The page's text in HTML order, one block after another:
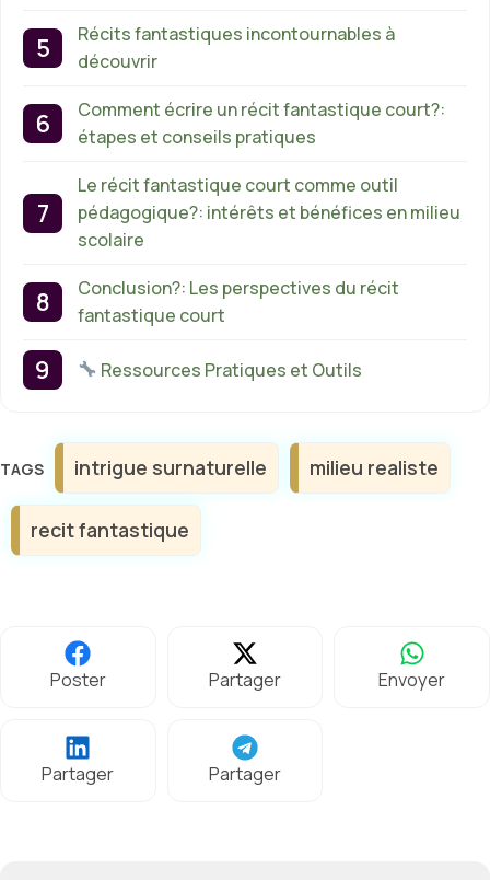
Récits fantastiques incontournables à
découvrir
Comment écrire un récit fantastique court?:
étapes et conseils pratiques
Le récit fantastique court comme outil
pédagogique?: intérêts et bénéfices en milieu
scolaire
Conclusion?: Les perspectives du récit
fantastique court
Ressources Pratiques et Outils
Étiquettes
intrigue surnaturelle milieu realiste
recit fantastique
Poster Partager Envoyer
Partager Partager